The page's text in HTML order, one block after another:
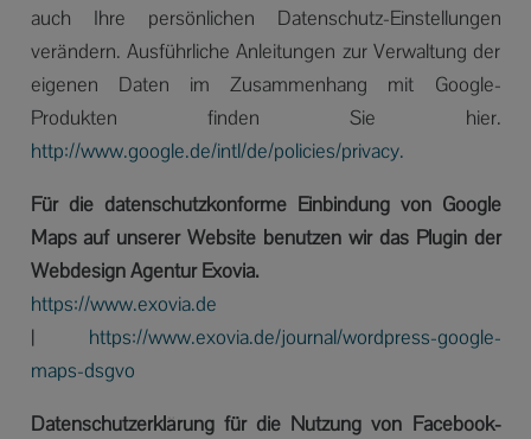
auch Ihre persönlichen Datenschutz-Einstellungen
verändern. Ausführliche Anleitungen zur Verwaltung der
eigenen Daten im Zusammenhang mit Google-
Produkten finden Sie hier.
http://www.google.de/intl/de/policies/privacy.
Für die datenschutzkonforme Einbindung von Google
Maps auf unserer Website benutzen wir das Plugin der
Webdesign Agentur Exovia.
https://www.exovia.de
| https://www.exovia.de/journal/wordpress-google-
maps-dsgvo
Datenschutzerklärung für die Nutzung von Facebook-